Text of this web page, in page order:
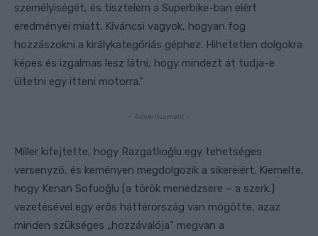
személyiségét, és tisztelem a Superbike-ban elért
eredményei miatt. Kíváncsi vagyok, hogyan fog
hozzászokni a királykategóriás géphez. Hihetetlen dolgokra
képes és izgalmas lesz látni, hogy mindezt át tudja-e
ültetni egy itteni motorra.”
- Advertisement -
Miller kifejtette, hogy Razgatlıoğlu egy tehetséges
versenyző, és keményen megdolgozik a sikereiért. Kiemelte,
hogy Kenan Sofuoğlu [a török menedzsere – a szerk.]
vezetésével egy erős háttérország van mögötte, azaz
minden szükséges „hozzávalója” megvan a